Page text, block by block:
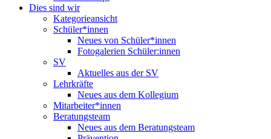
Dies sind wir
Kategorieansicht
Schüler*innen
Neues von Schüler*innen
Fotogalerien Schüler:innen
SV
Aktuelles aus der SV
Lehrkräfte
Neues aus dem Kollegium
Mitarbeiter*innen
Beratungsteam
Neues aus dem Beratungsteam